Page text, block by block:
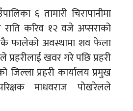
६ तामारी चिरापानीमा
करिव १२ वजे अप्सराको
फालेको अवस्थामा शव फेला
प्रहरीलाई खवर गरे पछि प्रहरी
प्रहरी कार्यालय प्रमुख
माधवराज पोखरेलले